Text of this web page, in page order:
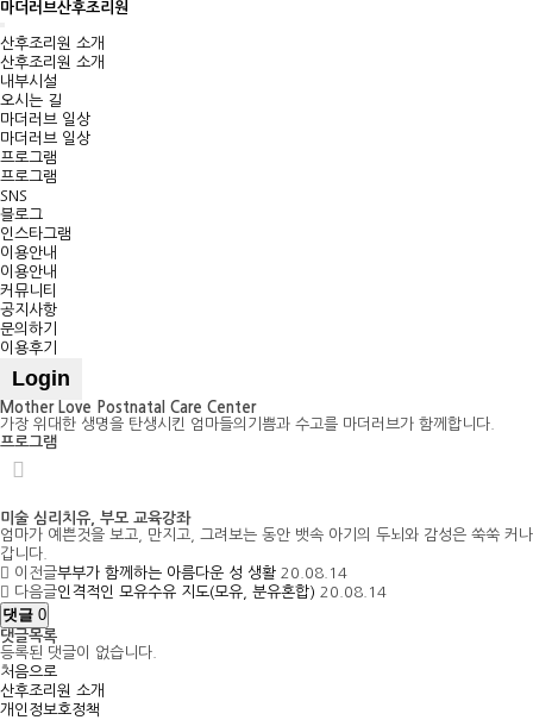
마더러브산후조리원
Toggle
navigation
산후조리원 소개
산후조리원 소개
내부시설
오시는 길
마더러브 일상
마더러브 일상
프로그램
프로그램
SNS
블로그
인스타그램
이용안내
이용안내
커뮤니티
공지사항
문의하기
이용후기
Login
Mother Love Postnatal Care Center
가장 위대한 생명을 탄생시킨 엄마들의기쁨과 수고를 마더러브가 함께합니다.
프로그램
미술 심리치유, 부모 교육강좌
엄마가 예쁜것을 보고, 만지고, 그려보는 동안 뱃속 아기의 두뇌와 감성은 쑥쑥 커나
갑니다.
이전글부부가 함께하는 아름다운 성 생활 20.08.14
다음글인격적인 모유수유 지도(모유, 분유혼합) 20.08.14
댓글 0
댓글목록
등록된 댓글이 없습니다.
처음으로
산후조리원 소개
개인정보호정책